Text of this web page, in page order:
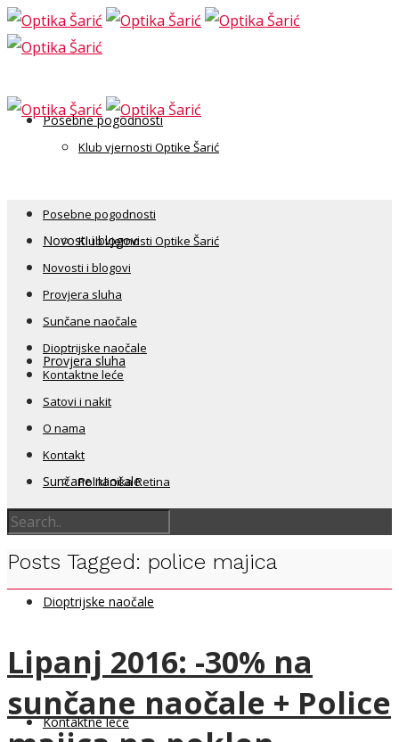
Posebne pogodnosti
Klub vjernosti Optike Šarić
Novosti i blogovi
Provjera sluha
Sunčane naočale
Dioptrijske naočale
Kontaktne leće
Posebne pogodnosti
Klub vjernosti Optike Šarić
Novosti i blogovi
Provjera sluha
Sunčane naočale
Dioptrijske naočale
Kontaktne leće
Satovi i nakit
O nama
Kontakt
Poliklinika Retina
Posts Tagged: police majica
Lipanj 2016: -30% na
sunčane naočale + Police